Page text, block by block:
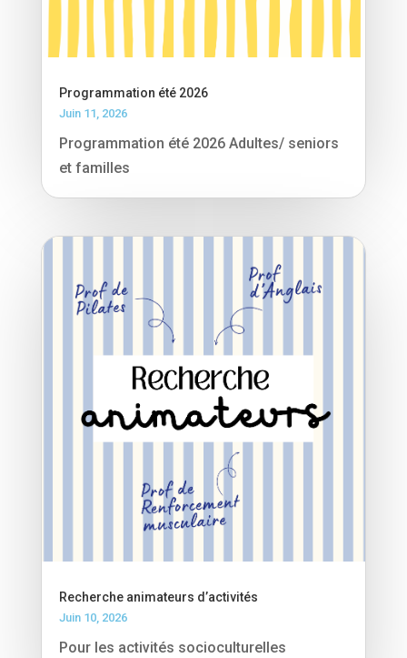
Programmation été 2026
Juin 11, 2026
Programmation été 2026 Adultes/ seniors
et familles
Recherche animateurs d’activités
Juin 10, 2026
Pour les activités socioculturelles